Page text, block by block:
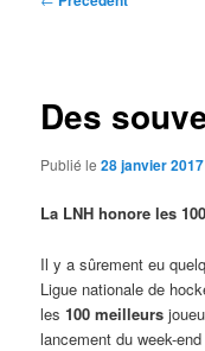
Des
Publié le28 janvier 2017
La LNH honore les
Il y a sûrement eu
Ligue nationale de
les100 meilleurs
lancement du week-